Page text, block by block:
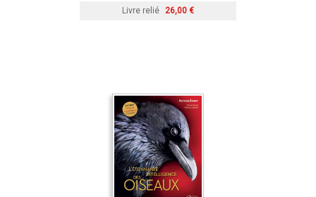
Livre relié 26,00 €